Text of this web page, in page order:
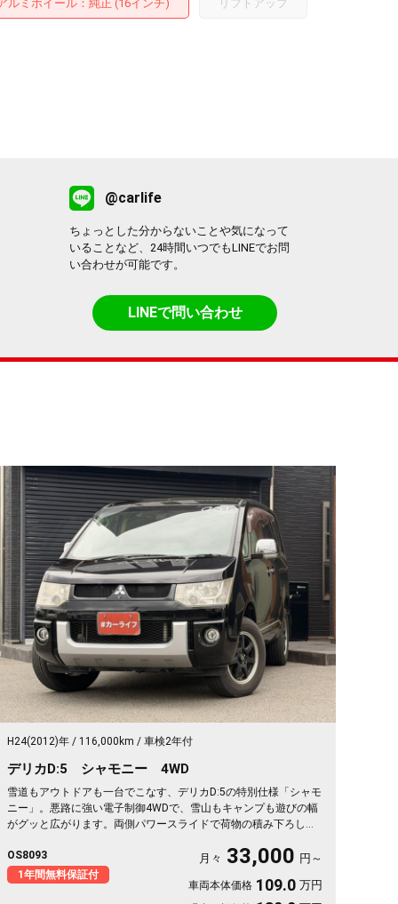
ルミホイール：純正 (16インチ) リフトアップ
@carlife
ちょっとした分からないことや気になって
いることなど、24時間いつでもLINEでお問
い合わせが可能です。
LINEで問い合わせ
H24(2012)年 116,000km 車検2年付
デリカD:5 シャモニー 4WD
雪道もアウトドアも一台でこなす、デリカD:5の特別仕様「シャモ
ニー」。悪路に強い電子制御4WDで、雪山もキャンプも遊びの幅
がグッと広がります。両側パワースライドで荷物の積み下ろしも
動も車内が退屈しません。ブラックボディに社外16インチが効い
た一台で、週末の遠出が待ち遠しくなりますよ。乗り込むほどに
頼れる相棒に💫🏔️🚗✌️《1年保証付》
OS8093
1年間無料保証付
月々 33,000 円～
車両本体価格 109.0 万円